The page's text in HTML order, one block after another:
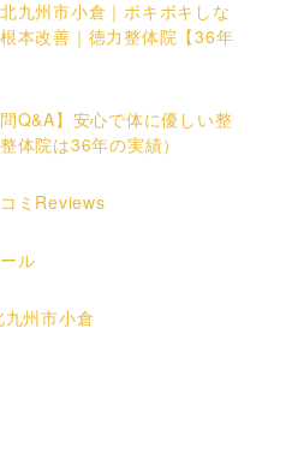
九州市小倉｜ボキボキしな
本改善｜徳力整体院【36年
Q&A】安心で体に優しい整
体院は36年の実績）
ミReviews
ル
九州市小倉